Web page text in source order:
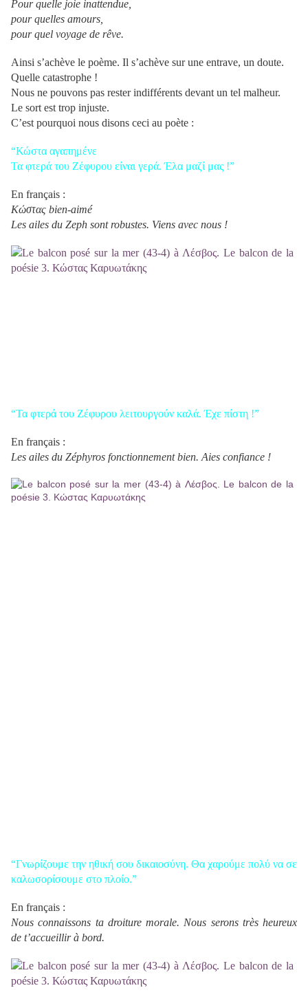
Pour quelle joie inattendue,
pour quelles amours,
pour quel voyage de rêve.
Ainsi s’achève le poème. Il s’achève sur une entrave, un doute.
Quelle catastrophe !
Nous ne pouvons pas rester indifférents devant un tel malheur.
Le sort est trop injuste.
C’est pourquoi nous disons ceci au poète :
“Κώστα αγαπημένε
Τα φτερά του Ζέφυρου είναι γερά. Έλα μαζί μας !”
En français :
Κώστας bien-aimé
Les ailes du Zeph sont robustes. Viens avec nous !
“Τα φτερά του Ζέφυρου λειτουργούν καλά. Έχε πίστη !”
En français :
Les ailes du Zéphyros fonctionnement bien. Aies confiance !
“Γνωρίζουμε την ηθική σου δικαιοσύνη. Θα χαρούμε πολύ να σε
καλωσορίσουμε στο πλοίο.”
En français :
Nous connaissons ta droiture morale. Nous serons très heureux
de t’accueillir à bord.